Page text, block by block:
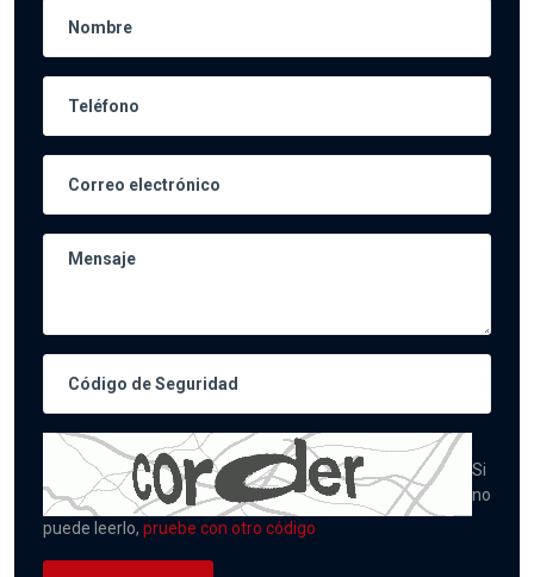
Si
no
puede leerlo, pruebe con otro código